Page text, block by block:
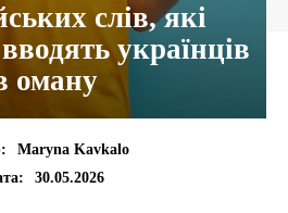
слів, які
українців
оману
Maryna Kavkalo
30.05.2026